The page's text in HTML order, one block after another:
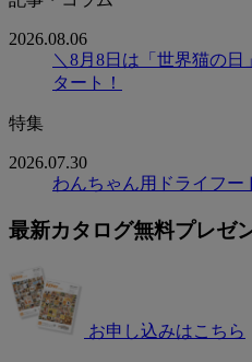
2026.08.06
＼8月8日は「世界猫の
タート！
特集
2026.07.30
わんちゃん用ドライフー
最新カタログ無料プレゼ
お申し込みはこちら